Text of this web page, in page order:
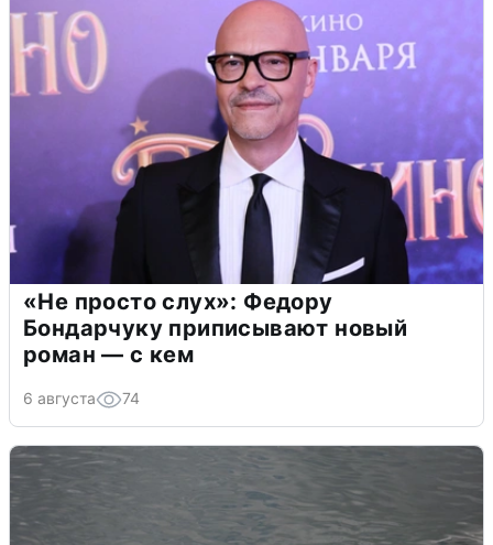
«Не просто слух»: Федору
Бондарчуку приписывают новый
роман — с кем
6 августа 74